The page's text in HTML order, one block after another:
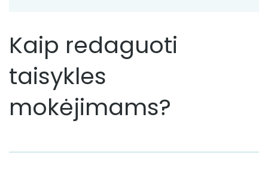
Kaip redaguoti
taisykles
mokėjimams?